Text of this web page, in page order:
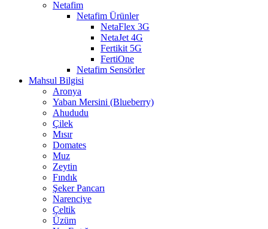
Netafim
Netafim Ürünler
NetaFlex 3G
NetaJet 4G
Fertikit 5G
FertiOne
Netafim Sensörler
Mahsul Bilgisi
Aronya
Yaban Mersini (Blueberry)
Ahududu
Çilek
Mısır
Domates
Muz
Zeytin
Fındık
Şeker Pancarı
Narenciye
Çeltik
Üzüm